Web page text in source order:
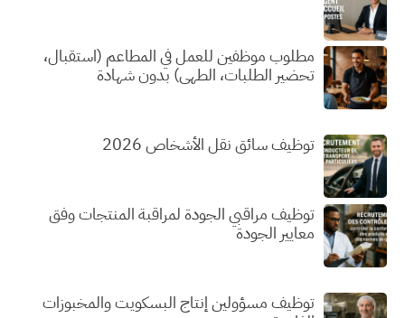
مطلوب موظفين للعمل في المطاعم (استقبال،
تحضير الطلبات، الطهي) بدون شهادة
توظيف سائق نقل الأشخاص 2026
توظيف مراقبي الجودة لمراقبة المنتجات وفق
معايير الجودة
توظيف مسؤولين إنتاج البسكويت والمخبوزات